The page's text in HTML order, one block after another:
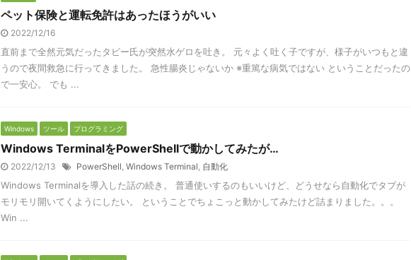
ペット保険と運転免許はあったほうがいい
2022/12/16
直前まで全然元気だったタビー氏が突然水ゲロを吐き。 元々よく吐く子ですが、様子がいつもと違
うので夜間救急に行ってきました。 急性腸炎じゃないか ※重篤な病気ではない ということだったの
で一安心。 でも ...
Windows ツール プログラミング
Windows TerminalをPowerShellで動かしてみたが…
2022/12/13 PowerShell, Windows Terminal, 自動化
Windows Terminalを導入した話の続き。 普通使いするのもいいけど、どうせなら自動化でタブが
モリモリ開いてくようにしたい。 ということでちょこっと動かしてみたけど詰まりました。。。
Win ...